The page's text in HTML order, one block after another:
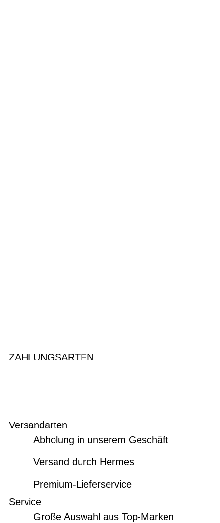
ZAHLUNGSARTEN
Versandarten
Abholung in unserem Geschäft
Versand durch Hermes
Premium-Lieferservice
Service
Große Auswahl aus Top-Marken